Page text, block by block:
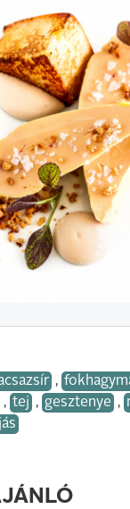
,
, tej , gesztenye ,